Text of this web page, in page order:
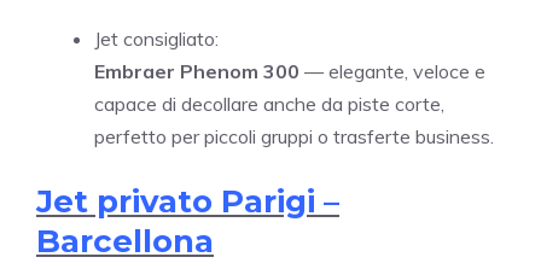
Jet consigliato:
Embraer Phenom 300 — elegante, veloce e
capace di decollare anche da piste corte,
perfetto per piccoli gruppi o trasferte business.
Jet privato Parigi –
Barcellona